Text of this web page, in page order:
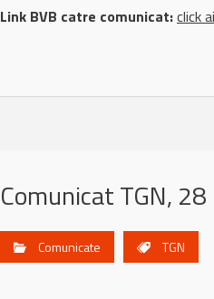
Link BVB catre comunicat:click
Comunicat TGN,
Comunicate TGN